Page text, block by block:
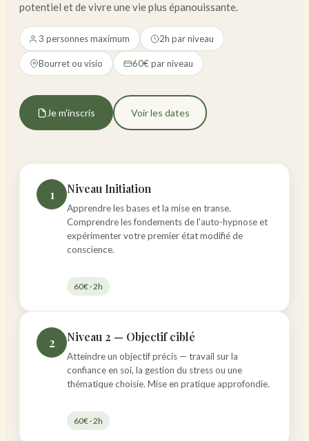
potentiel et de vivre une vie plus épanouissante.
3 personnes maximum 2h par niveau
Bourret ou visio 60€ par niveau
Je m'inscris Voir les dates
1 Niveau Initiation
Apprendre les bases et la mise en transe.
Comprendre les fondements de l'auto-hypnose et
expérimenter votre premier état modifié de
conscience.
60€ · 2h
2 Niveau 2 — Objectif ciblé
Atteindre un objectif précis — travail sur la
confiance en soi, la gestion du stress ou une
thématique choisie. Mise en pratique approfondie.
60€ · 2h